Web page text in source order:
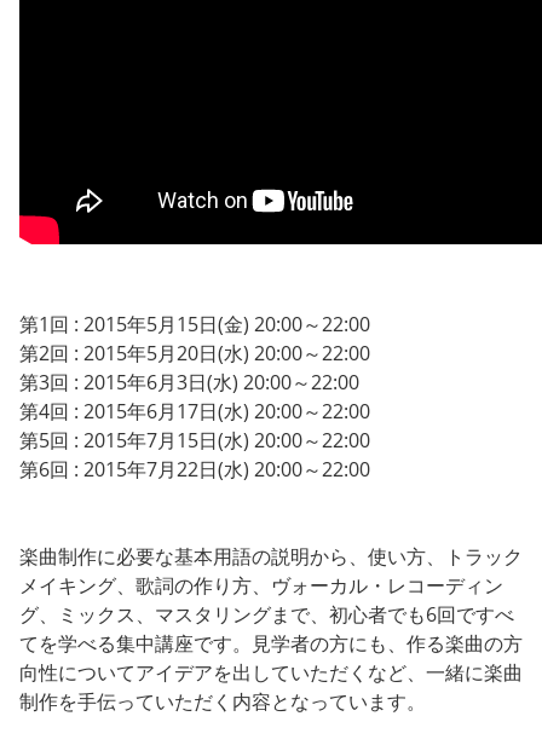
第1回 : 2015年5月15日(金) 20:00～22:00
第2回 : 2015年5月20日(水) 20:00～22:00
第3回 : 2015年6月3日(水) 20:00～22:00
第4回 : 2015年6月17日(水) 20:00～22:00
第5回 : 2015年7月15日(水) 20:00～22:00
第6回 : 2015年7月22日(水) 20:00～22:00
楽曲制作に必要な基本用語の説明から、使い方、トラック
メイキング、歌詞の作り方、ヴォーカル・レコーディン
グ、ミックス、マスタリングまで、初心者でも6回ですべ
てを学べる集中講座です。見学者の方にも、作る楽曲の方
向性についてアイデアを出していただくなど、一緒に楽曲
制作を手伝っていただく内容となっています。